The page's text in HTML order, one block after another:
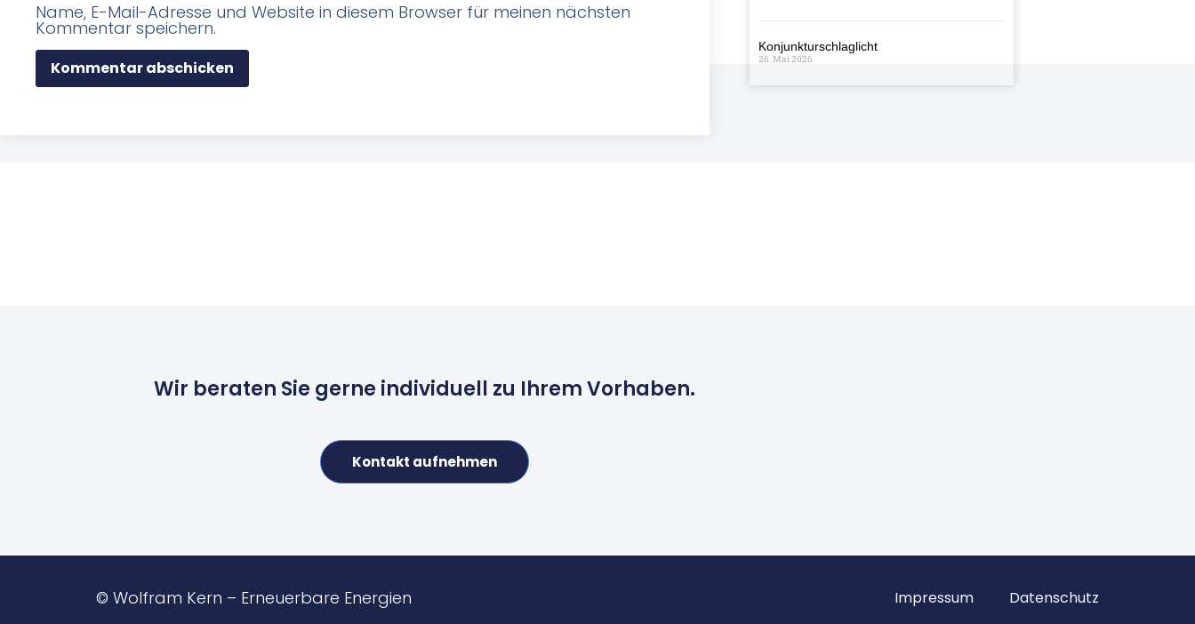
Name, E-Mail-Adresse und Website in diesem Browser für meinen nächsten
Kommentar speichern.
Konjunkturschlaglicht
26. Mai 2026
Wir beraten Sie gerne individuell zu Ihrem Vorhaben.
Kontakt aufnehmen
© Wolfram Kern – Erneuerbare Energien Impressum Datenschutz